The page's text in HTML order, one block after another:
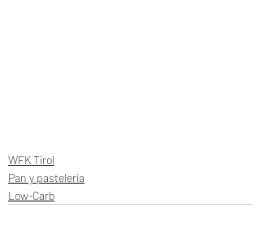
WFK Tirol
Pan y pastelería
Low-Carb